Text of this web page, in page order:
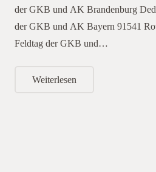
der GKB und AK Brandenburg
der GKB und AK Bayern 91541
Feldtag der GKB und…
Weiterlesen